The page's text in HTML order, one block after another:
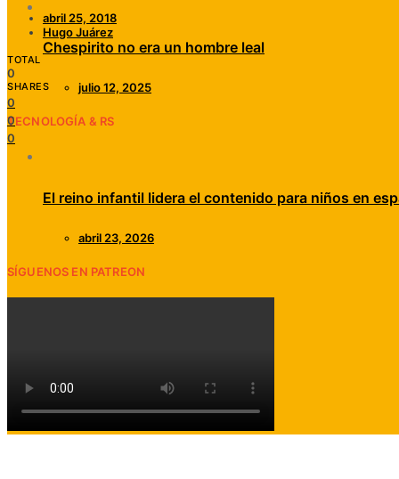
Chespirito no era un hombre leal
julio 12, 2025
TECNOLOGÍA & RS
El reino infantil lidera el contenido para niños en
abril 23, 2026
SÍGUENOS EN PATREON
abril 25, 2018
Hugo Juárez
TOTAL
0
SHARES
0
0
0